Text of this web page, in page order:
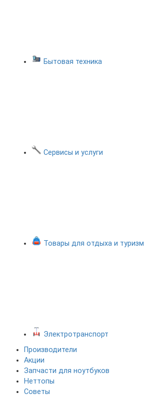
Бытовая техника
Сервисы и услуги
Товары для отдыха и
Электротранспорт
Производители
Акции
Запчасти для ноутбуков
Неттопы
Советы